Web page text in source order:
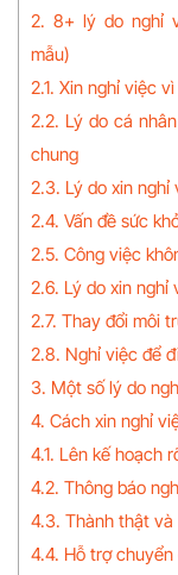
2. 8+ lý do nghỉ
mẫu)
2.1. Xin nghỉ việc
2.2. Lý do cá
chung
2.3. Lý do xin nghỉ
2.4. Vấn đề sức
2.5. Công việc
2.6. Lý do xin nghỉ
2.7. Thay đổi môi
2.8. Nghỉ việc để
3. Một số lý do
4. Cách xin nghỉ
4.1. Lên kế hoạch
4.2. Thông báo
4.3. Thành thật và
4.4. Hỗ trợ